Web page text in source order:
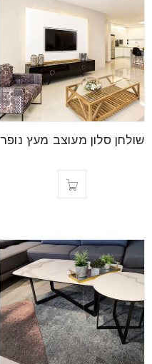
שולחן סלון מעוצב מעץ נופר